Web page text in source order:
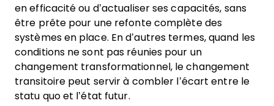
en efficacité ou d’actualiser ses capacités, sans
être prête pour une refonte complète des
systèmes en place. En d’autres termes, quand les
conditions ne sont pas réunies pour un
changement transformationnel, le changement
transitoire peut servir à combler l’écart entre le
statu quo et l’état futur.